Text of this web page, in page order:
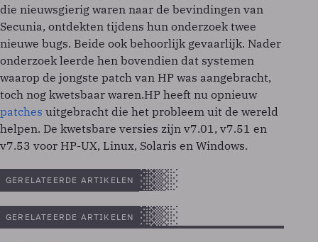
die nieuwsgierig waren naar de bevindingen van
Secunia, ontdekten tijdens hun onderzoek twee
nieuwe bugs. Beide ook behoorlijk gevaarlijk. Nader
onderzoek leerde hen bovendien dat systemen
waarop de jongste patch van HP was aangebracht,
toch nog kwetsbaar waren.HP heeft nu opnieuw
patches uitgebracht die het probleem uit de wereld
helpen. De kwetsbare versies zijn v7.01, v7.51 en
v7.53 voor HP-UX, Linux, Solaris en Windows.
GERELATEERDE ARTIKELEN
GERELATEERDE ARTIKELEN